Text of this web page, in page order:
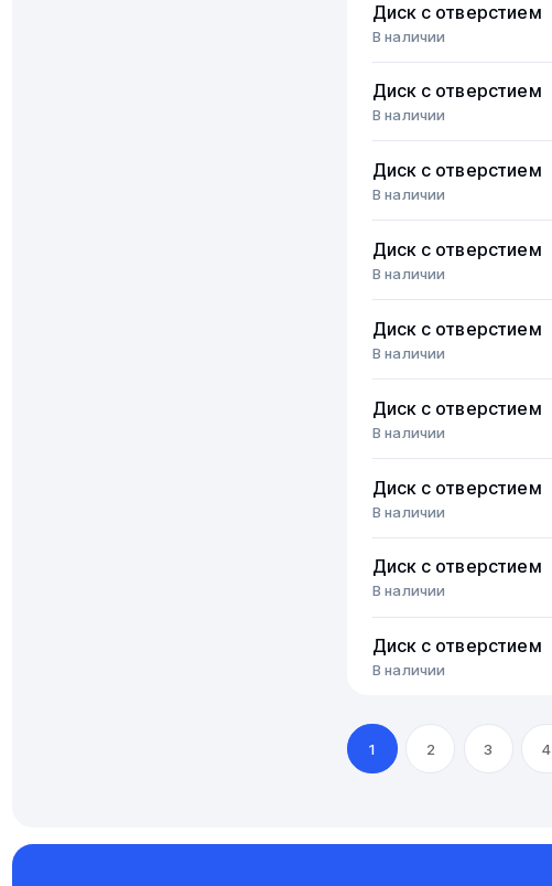
Диск с отверстием
В наличии
Диск с отверстием
В наличии
Диск с отверстием
В наличии
Диск с отверстием
В наличии
Диск с отверстием
В наличии
Диск с отверстием
В наличии
Диск с отверстием
В наличии
Диск с отверстием
В наличии
Диск с отверстием
В наличии
1 2 3 4